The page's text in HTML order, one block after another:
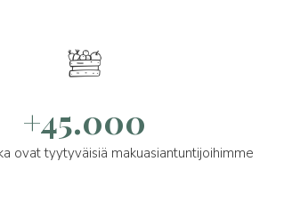
+45.000
ovat tyytyväisiä makuasiantuntijoihimme